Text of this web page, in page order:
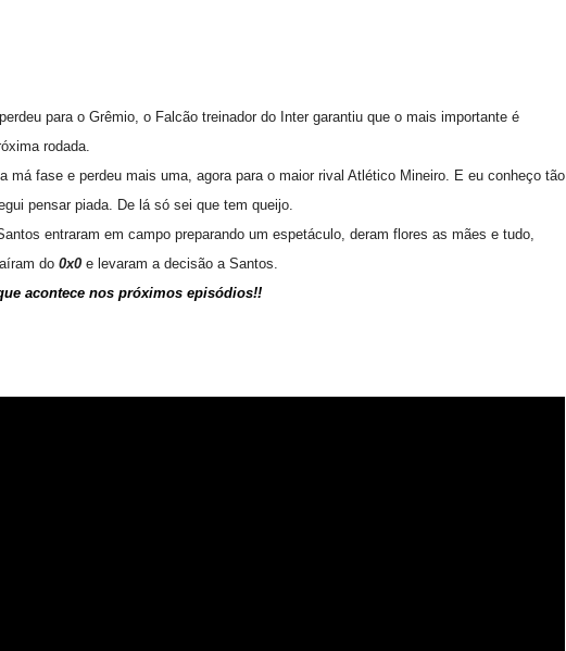
para o Grêmio, o Falcão treinador do Inter garantiu que o mais importante é
rodada.
má fase e perdeu mais uma, agora para o maior rival Atlético Mineiro. E eu conheço tão
pensar piada. De lá só sei que tem queijo.
entraram em campo preparando um espetáculo, deram flores as mães e tudo,
do 0x0 e levaram a decisão a Santos.
acontece nos próximos episódios!!